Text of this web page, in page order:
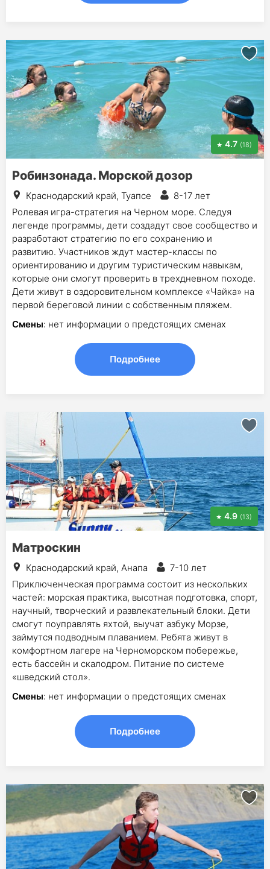
4.7 (18)
Робинзонада. Морской дозор
Краснодарский край, Туапсе
8-17 лет
Ролевая игра-стратегия на Черном море. Следуя
легенде программы, дети создадут свое сообщество и
разработают стратегию по его сохранению и
развитию. Участников ждут мастер-классы по
ориентированию и другим туристическим навыкам,
которые они смогут проверить в трехдневном походе.
Дети живут в оздоровительном комплексе «Чайка» на
первой береговой линии с собственным пляжем.
Смены: нет информации о предстоящих сменах
Подробнее
4.9 (13)
Матроскин
Краснодарский край, Анапа
7-10 лет
Приключенческая программа состоит из нескольких
частей: морская практика, высотная подготовка, спорт,
научный, творческий и развлекательный блоки. Дети
смогут поуправлять яхтой, выучат азбуку Морзе,
займутся подводным плаванием. Ребята живут в
комфортном лагере на Черноморском побережье,
есть бассейн и скалодром. Питание по системе
«шведский стол».
Смены: нет информации о предстоящих сменах
Подробнее